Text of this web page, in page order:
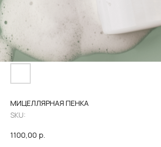
МИЦЕЛЛЯРНАЯ ПЕНКА
SKU:
1100,00 р.